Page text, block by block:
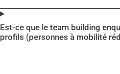
Est-ce que le team building
profils (personnes à mobilité